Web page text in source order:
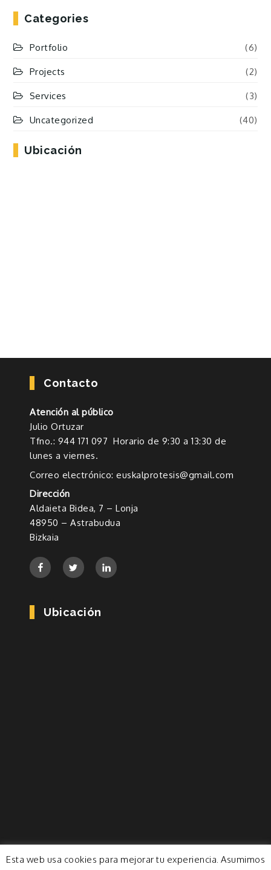
Categories
Portfolio (6)
Projects (2)
Services (3)
Uncategorized (40)
Ubicación
Contacto
Atención al público
Julio Ortuzar
Tfno.: 944 171 097 Horario de 9:30 a 13:30 de
lunes a viernes.
Correo electrónico: euskalprotesis@gmail.com
Dirección
Aldaieta Bidea, 7 – Lonja
48950 – Astrabudua
Bizkaia
Ubicación
Esta web usa cookies para mejorar tu experiencia. Asumimos